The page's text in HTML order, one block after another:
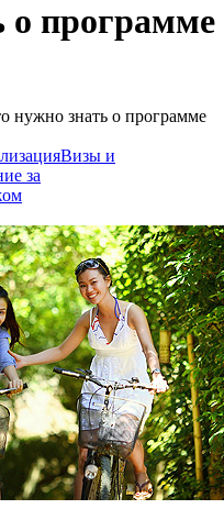
о программе
нужно знать о программе
Визы и
за